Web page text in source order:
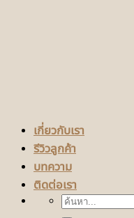
เกี่ยวกับเรา
รีวิวลูกค้า
บทความ
ติดต่อเรา
ค้นหา: